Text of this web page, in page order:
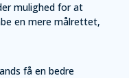
mulighed for at
en mere målrettet,
få en bedre